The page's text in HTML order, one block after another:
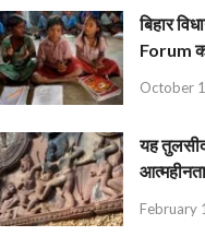
बिहार
Forum
October
यह
February